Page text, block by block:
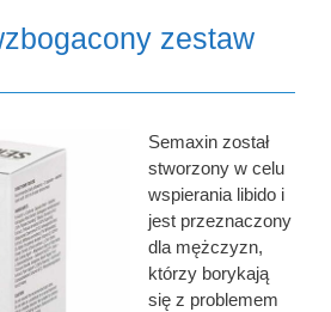
zestaw
Semaxin został
stworzony w celu
wspierania libido i
jest przeznaczony
dla mężczyzn,
którzy borykają
się z problemem